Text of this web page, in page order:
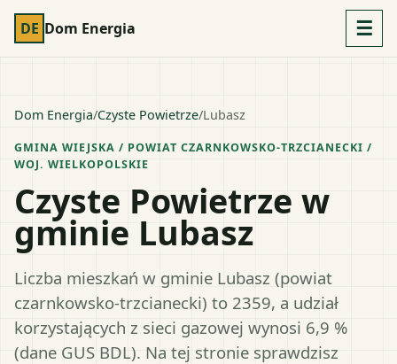
DE Dom Energia ☰
Dom Energia/Czyste Powietrze/Lubasz
GMINA WIEJSKA / POWIAT CZARNKOWSKO-TRZCIANECKI /
WOJ. WIELKOPOLSKIE
Czyste Powietrze w
gminie Lubasz
Liczba mieszkań w gminie Lubasz (powiat
czarnkowsko-trzcianecki) to 2359, a udział
korzystających z sieci gazowej wynosi 6,9 %
(dane GUS BDL). Na tej stronie sprawdzisz